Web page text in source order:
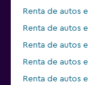
Renta de autos
Renta de autos
Renta de autos
Renta de autos
Renta de autos